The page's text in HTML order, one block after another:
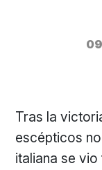
Tras la
escépticos
italiana se